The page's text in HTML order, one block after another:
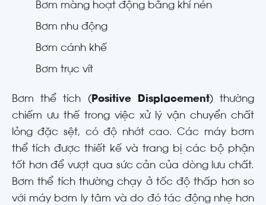
Bơm màng hoạt động bằng khí nén
Bơm nhu động
Bơm cánh khế
Bơm trục vít
Bơm thể tích ( Positive Displacement) thường
chiếm ưu thế trong việc xử lý vận chuyển chất
lỏng đặc sệt, có độ nhớt cao. Các máy bơm
thể tích được thiết kế và trang bị các bộ phận
tốt hơn để vượt qua sức cản của dòng lưu chất.
Bơm thể tích thường chạy ở tốc độ thấp hơn so
với máy bơm ly tâm và do đó tác động nhẹ hơn